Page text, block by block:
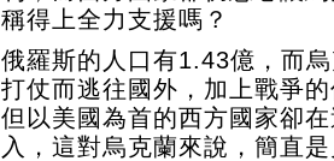
稱得上全力支援嗎？
俄羅斯的人口有1.43億，而
打仗而逃往國外，加上戰爭
但以美國為首的西方國家卻
入，這對烏克蘭來說，簡直